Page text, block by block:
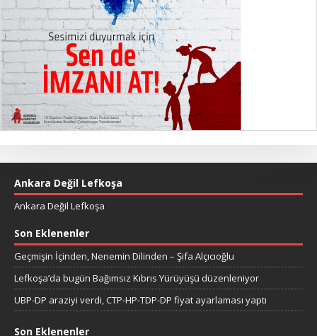
Ankara Değil Lefkoşa
Ankara Değil Lefkoşa
Son Eklenenler
Geçmişin İçinden, Nenemin Dilinden – Şifa Alçıcıoğlu
Lefkoşa’da bugün Bağımsız Kıbrıs Yürüyüşü düzenleniyor
UBP-DP araziyi verdi, CTP-HP-TDP-DP fiyat ayarlaması yaptı
Son Eklenenler